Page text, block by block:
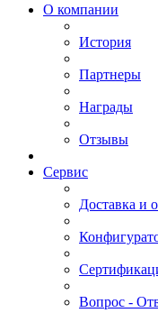
О компании
История
Партнеры
Награды
Отзывы
Сервис
Доставка и
Вопрос -